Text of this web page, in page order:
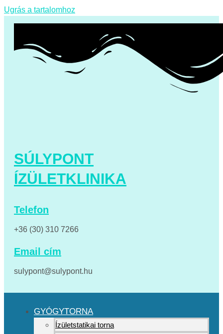
Ugrás a tartalomhoz
SÚLYPONT
ÍZÜLETKLINIKA
Telefon
+36 (30) 310 7266
Email cím
sulypont@sulypont.hu
GYÓGYTORNA
Ízületstatikai torna